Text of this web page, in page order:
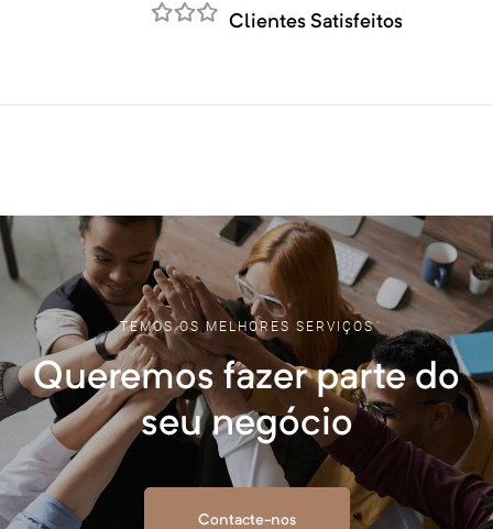
Clientes Satisfeitos
TEMOS OS MELHORES SERVIÇOS
Queremos fazer parte do
seu negócio
Contacte-nos